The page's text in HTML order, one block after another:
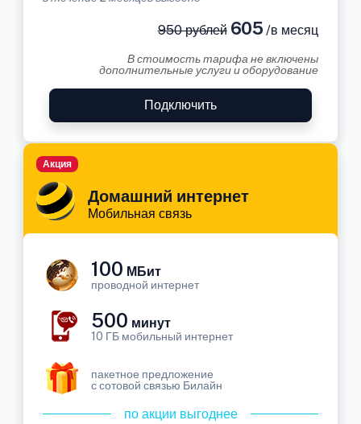
950 рублей605 /в месяц
В стоимость тарифа не включены
дополнительные услуги и оборудование
Подключить
Домашний интернет
Мобильная связь
Акция
100 МБит
проводной интернет
500 минут
10 ГБ мобильный интернет
пакетное предложение
с сотовой связью Билайн
по акции выгоднее